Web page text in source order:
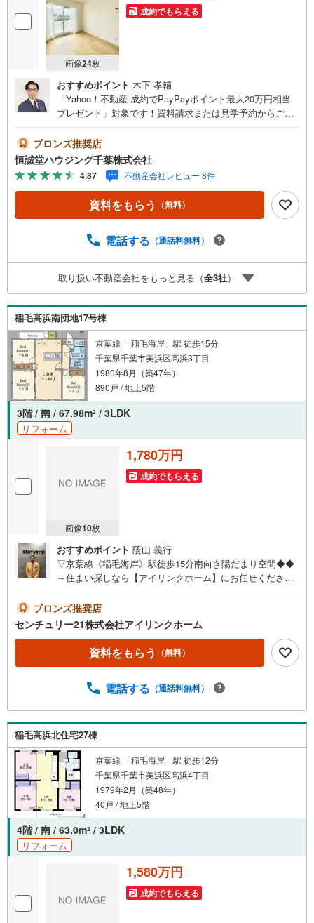
画像24枚
成約でもらえる
おすすめポイント 木下 孝輔
「Yahoo！不動産 成約でPayPayポイント最大20万円相当
プレゼント」対象です！資料請求または見学予約からご成
ださい。【営業時間 9:00-18:30】定休日:火曜日、水曜日上
記時間はお電話が繋がりやすくなっております。ぜひお気
軽にご連絡下さい！現地を見学される場合は「室内・現地
を見学する（無料）」ボタンよりご希望の日時をご記入い
ただけますとスムーズにご案内が可能です。恒誠堂ハウジ
ング千葉では、お客様一人ひとりのライフスタイルや将来
地・環境・価格・広さ」など、どの条件を重視する方にも
丁寧にご提案いたします。気になる物件がございました
ら、周辺環境や資金計画、住宅ローンのご相談なども含め
てトータルサポートいたします。どのようなご相談でもお
気軽にお申し付けください。実際に現地をご覧いただくこ
とで、暮らしのイメージをより具体的に感じていただけま
す。
ブロンズ推奨店
恒誠堂ハウジング千葉株式会社
4.87 不動産会社レビュー 8件
資料をもらう （無料）
電話する （通話料無料）
取り扱い不動産会社をもっと見る（全3社）
稲毛高浜南団地17号棟
京葉線 「稲毛海岸」駅 徒歩15分
千葉県千葉市美浜区高浜3丁目
1980年8月（築47年）
890戸 / 地上5階
3階 / 南 / 67.98m2 / 3LDK
リフォーム
画像10枚
1,780万円
成約でもらえる
おすすめポイント 蔭山 義行
▽京葉線《稲毛海岸》駅徒歩15分南向き陽だまり空間◆◆
～住まい探しなら【アイリンクホーム】にお任せください
対面キッチン全居室収納小学校700mイオン1400m□■□現地
内覧ツアー開催中!!□■□（※事前に必ずお問い合わせくださ
いませ）《コース内容（所要時間）》・サクッと内覧コー
ス （30分～）・じっくり内覧コース （60分～）・
納得内覧コース （90分～）・まずは住宅ローン相
わせ無料】お日にち:時間帯のご指定が可能です!!平日やお
ります！
ブロンズ推奨店
センチュリー21株式会社アイリンクホーム
資料をもらう （無料）
電話する （通話料無料）
稲毛高浜北住宅27棟
京葉線 「稲毛海岸」駅 徒歩12分
千葉県千葉市美浜区高浜4丁目
1979年2月（築48年）
40戸 / 地上5階
4階 / 南 / 63.0m2 / 3LDK
リフォーム
1,580万円
成約でもらえる